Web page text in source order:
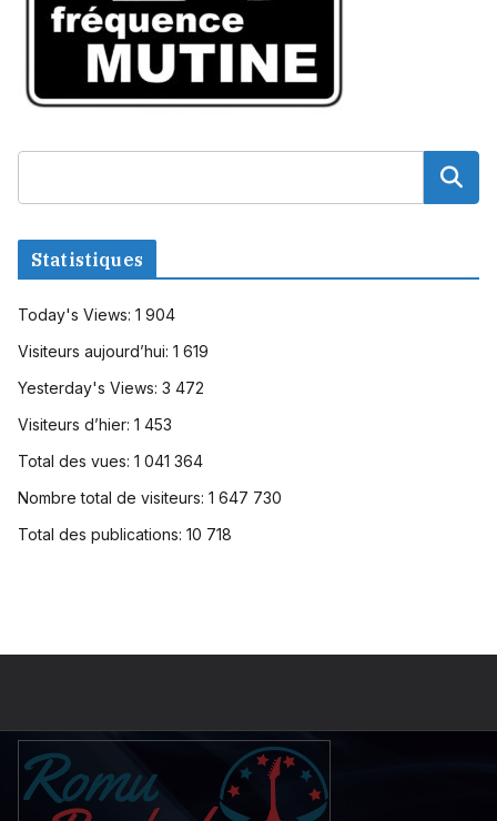
Statistiques
Today's Views: 1 904
Visiteurs aujourd’hui: 1 619
Yesterday's Views: 3 472
Visiteurs d’hier: 1 453
Total des vues: 1 041 364
Nombre total de visiteurs: 1 647 730
Total des publications: 10 718